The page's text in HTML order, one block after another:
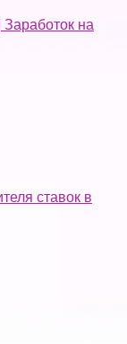
Заработок на
ставок в